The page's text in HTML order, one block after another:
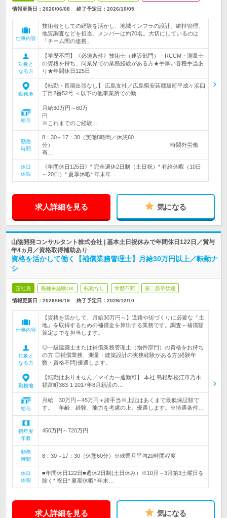
情報更新日：2026/06/08 終了予定日： 2026/10/05
仕事内容
技術者としての経験を活かし、地域インフラの設計、維持管理、
地質調査などを担当。メンバーは約70名。大切にしているのは
「チーム間の連携」
対象と
なる方
【学歴不問】《必須条件》技術士（建設部門）・RCCM・測量士
の資格を持ち、同業界での業務経験がある方★手厚い各種手当あ
り★年間休日125日
勤務地
【転勤・長期出張なし】 広島支社／広島県安芸郡坂町平成ヶ浜四
丁目2番52号 ＜以下の他事業所での勤…
給与
月給30万円～60万
※これまでのご経験…
勤務
時間
8：30～17：30（実働8時間／休憩60
分） 時間外労働
有…
休日
休暇
《年間休日125日》* 完全週休2日制（土日祝）* 有給休暇（10日
～20日）* 夏季休暇* 年末年…
求人詳細を見る 気になる
山陰開発コンサルタント株式会社 | 基本土日祝休みで年間休日122日／賞与
年4ヵ月／資格取得補助あり
資格を活かして働く【補償業務管理士】月給30万円以上／転勤ナ
シ
正社員 職種未経験OK 転勤なし 学歴不問 第二新卒歓迎
情報更新日：2026/06/19 終了予定日： 2026/12/10
仕事内容
【資格を活かして、月給30万円～】道路や街づくりに必要な『土
地』を取得するための補償金を算出する業務です。調査～補償額
算定までを担当します。
対象と
なる方
◎一級建築士または補償業務管理士（物件部門）の資格をお持ち
の方 ◎補償業務、測量・建築設計の実務経験がある方(経験年
数・資格不問)優遇します。
勤務地
【転勤はありません／マイカー通勤可】 本社 島根県松江市乃木
福富町383-1 2017年8月新設の…
給与
月給 30万円～45万円＋諸手当※上記はあくまで最低保証額で
す。 年齢、経験、能力を考慮の上、優遇します。※待遇条件…
初年度
年収
450万円～720万円
勤務
時間
8：30～17：30（休憩60分）※残業月平均20時間程度
休日
休暇
■年間休日122日■週休2日制(土日休み）※10月～3月第3土曜日を
除く* 祝日* 夏期休暇* 年末…
求人詳細を見る 気になる